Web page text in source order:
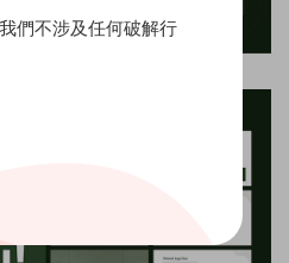
們不涉及任何破解行